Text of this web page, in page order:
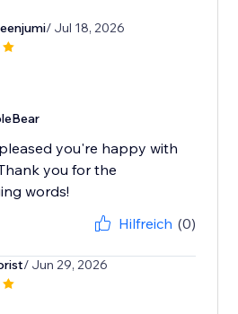
/ Jul 18, 2026
you're happy with
you for the
words!
Hilfreich (0)
/ Jun 29, 2026